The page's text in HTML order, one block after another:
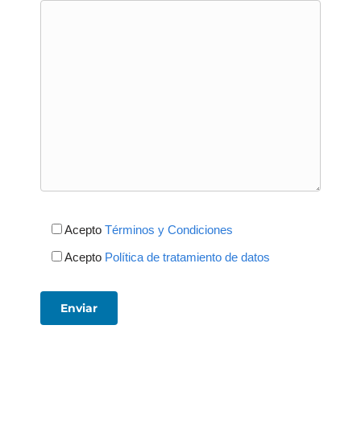
Acepto Términos y Condiciones
Acepto Política de tratamiento de datos